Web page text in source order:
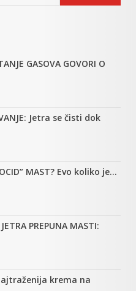
GASOVA GOVORI O
Jetra se čisti dok
MAST? Evo koliko je…
JETRA PREPUNA MASTI:
krema na